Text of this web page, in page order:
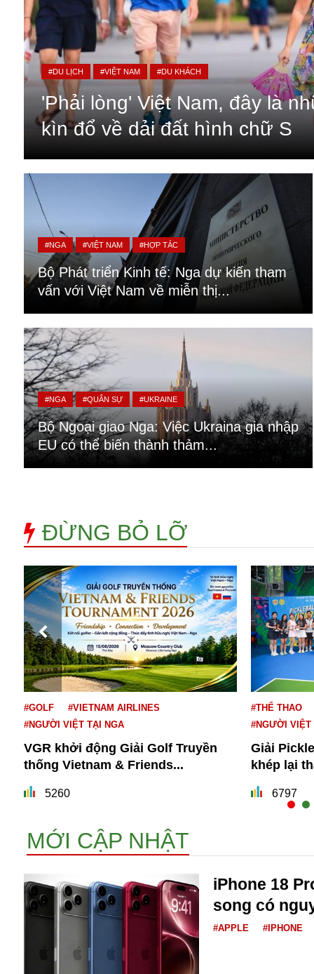
An ninh
Anh
Australia
Amazon
Army Games
Angela Merkel
Aeroflot
ASEAN
Argentina
Ai
Azovstal
Bói toán
Bóng đá
Bí ẩn
Bitcoin
Bamboo Airways
Báo Nga có gì?
Biển Đông
Buôn bán ở Nga
#DU LỊCH #VIỆT NAM #DU KHÁCH
'Phải lòng' Việt Nam, đây là
kìn đổ về dải đất hình chữ S
#NGA #VIỆT NAM #HỢP TÁC
Bộ Phát triển Kinh tế: Nga dự kiến tham
vấn với Việt Nam về miễn thị...
#NGA #QUÂN SỰ #UKRAINE
Bộ Ngoại giao Nga: Việc Ukraina gia nhập
EU có thể biến thành thảm...
ĐỪNG BỎ LỠ
#GOLF
#VIETNAM AIRLINES
#NGƯỜI VIỆT TẠI NGA
VGR khởi động Giải Golf Truyền
thống Vietnam & Friends...
5260
#THỂ THAO
#NGƯỜI VIỆT
Giải
khép lại
6797
MỚI CẬP NHẬT
iPhone 18
song có
#APPLE #IPHONE